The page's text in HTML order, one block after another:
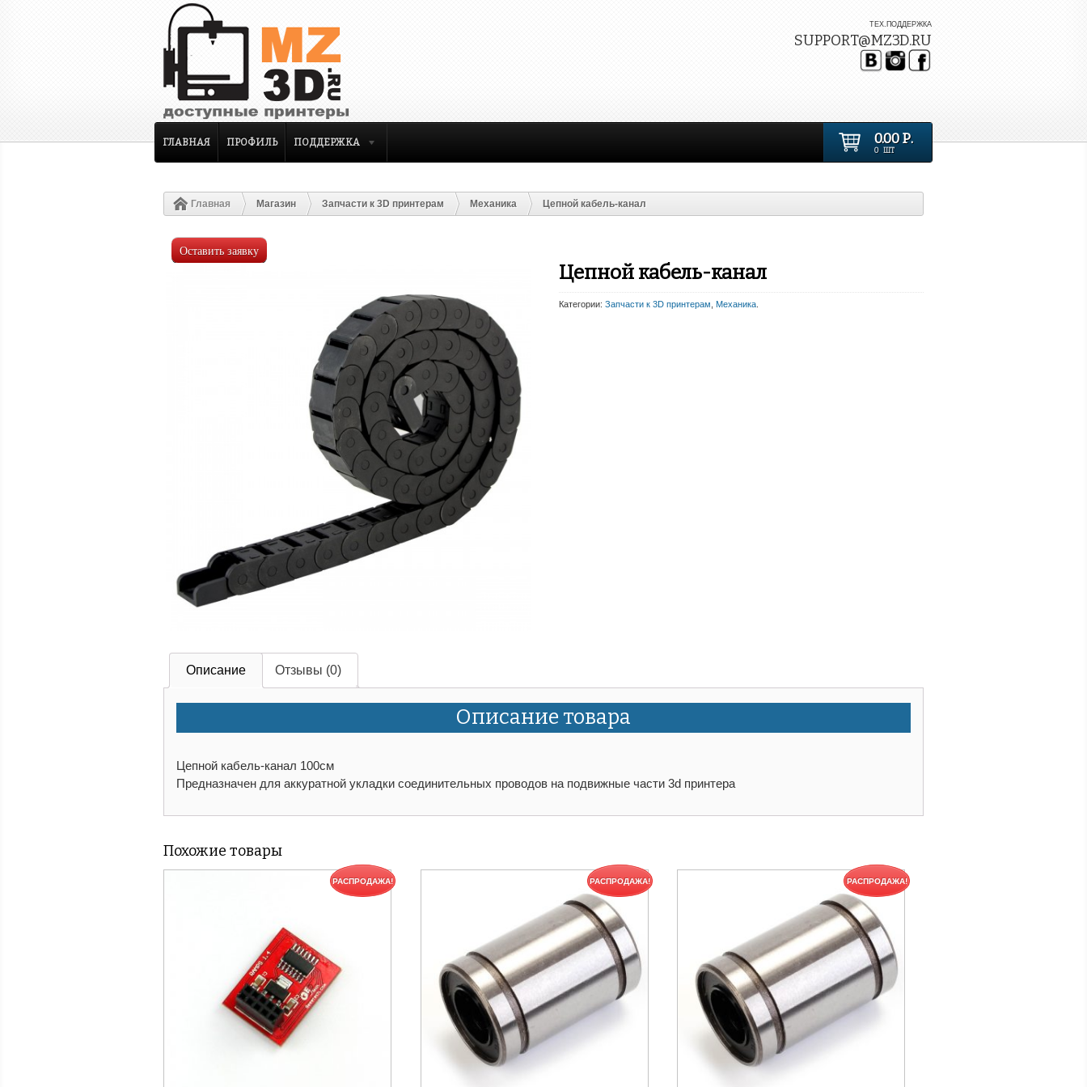
ТЕХ.ПОДДЕРЖКА
SUPPORT@MZ3D.RU
ГЛАВНАЯ ПРОФИЛЬ ПОДДЕРЖКА 0.00 Р.
0 ШТ
Главная Магазин Запчасти к 3D принтерам Механика Цепной кабель-канал
Оставить заявку
Цепной кабель-канал
Категории: Запчасти к 3D принтерам Механика.
Описание Отзывы (0)
Описание товара
Цепной кабель-канал 100см
Предназначен для аккуратной укладки соединительных проводов на подвижные части 3d принтера
Похожие товары
РАСПРОДАЖА! РАСПРОДАЖА! РАСПРОДАЖА!